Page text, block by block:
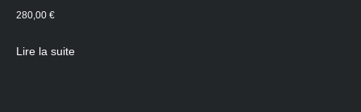
280,00 €
Lire la suite